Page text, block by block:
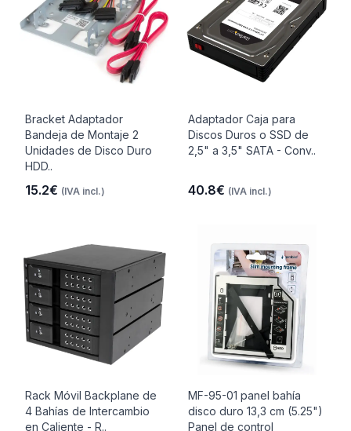
Bracket Adaptador
Bandeja de Montaje 2
Unidades de Disco Duro
HDD..
15.2€ (IVA incl.)
Adaptador Caja para
Discos Duros o SSD de
2,5" a 3,5" SATA - Conv..
40.8€ (IVA incl.)
Rack Móvil Backplane de
4 Bahías de Intercambio
en Caliente - R..
MF-95-01 panel bahía
disco duro 13,3 cm (5.25")
Panel de control